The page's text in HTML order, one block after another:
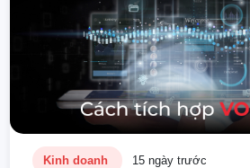
Kinh doanh 15 ngày trước